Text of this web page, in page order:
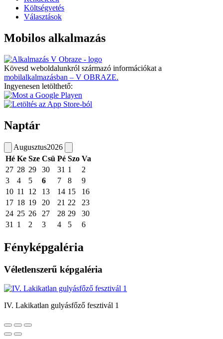
Költségvetés
Választások
Mobilos alkalmazás
Kövesd weboldalunkról származó információkat a
mobilalkalmazásban – V OBRAZE.
Ingyenesen letölthető:
Naptár
Augusztus2026
Hé Ke Sze Csü Pé Szo Va
27 28 29 30 31 1
2
3
4 5 6 7 8
9
10 11 12 13 14 15
16
17 18 19 20 21 22
23
24 25 26 27 28 29
30
31
1 2 3 4 5 6
Fényképgaléria
Véletlenszerű képgaléria
IV. Lakikatlan gulyásfőző fesztivál 1